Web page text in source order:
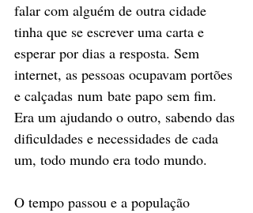
falar com alguém de outra cidade
tinha que se escrever uma carta e
esperar por dias a resposta. Sem
internet, as pessoas ocupavam portões
e calçadas num bate papo sem fim.
Era um ajudando o outro, sabendo das
dificuldades e necessidades de cada
um, todo mundo era todo mundo.
O tempo passou e a população